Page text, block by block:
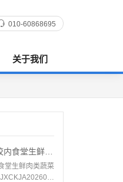
010-60868695
关于我们
生鲜肉类蔬菜
堂生鲜肉类蔬菜